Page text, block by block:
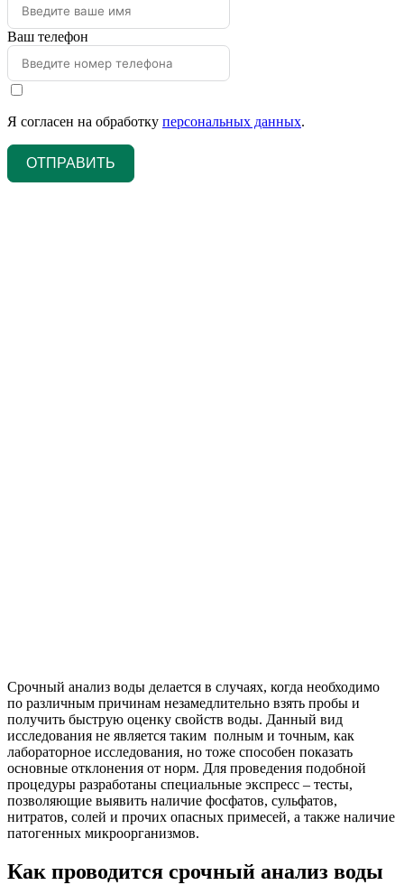
Ваш телефон
Я согласен на обработку персональных данных.
ОТПРАВИТЬ
Срочный анализ воды делается в случаях, когда необходимо
по различным причинам незамедлительно взять пробы и
получить быструю оценку свойств воды. Данный вид
исследования не является таким полным и точным, как
лабораторное исследования, но тоже способен показать
основные отклонения от норм. Для проведения подобной
процедуры разработаны специальные экспресс – тесты,
позволяющие выявить наличие фосфатов, сульфатов,
нитратов, солей и прочих опасных примесей, а также наличие
патогенных микроорганизмов.
Как проводится срочный анализ воды